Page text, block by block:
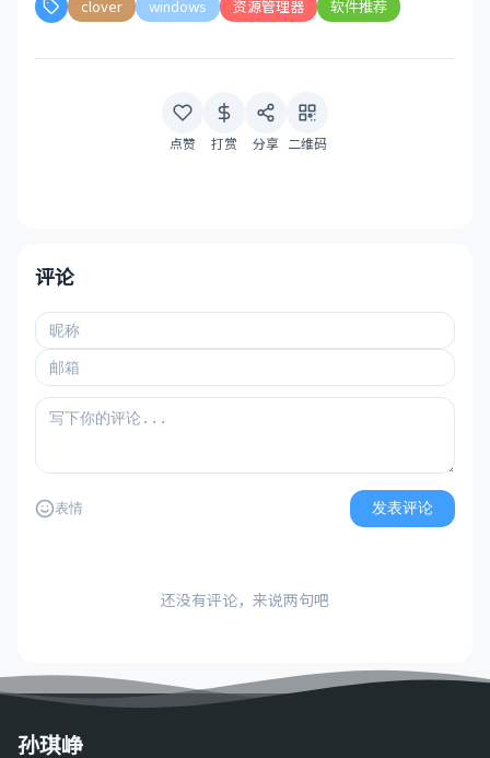
clover windows 资源管理器 软件推荐
点赞 打赏 分享 二维码
评论
表情 发表评论
还没有评论，来说两句吧
孙琪峥